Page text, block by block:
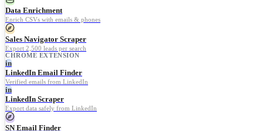
Data Enrichment
Enrich CSVs with emails & phones
Sales Navigator Scraper
Export 2,500 leads per search
CHROME EXTENSION
in
LinkedIn Email Finder
Verified emails from LinkedIn
in
LinkedIn Scraper
Export data safely from LinkedIn
SN Email Finder